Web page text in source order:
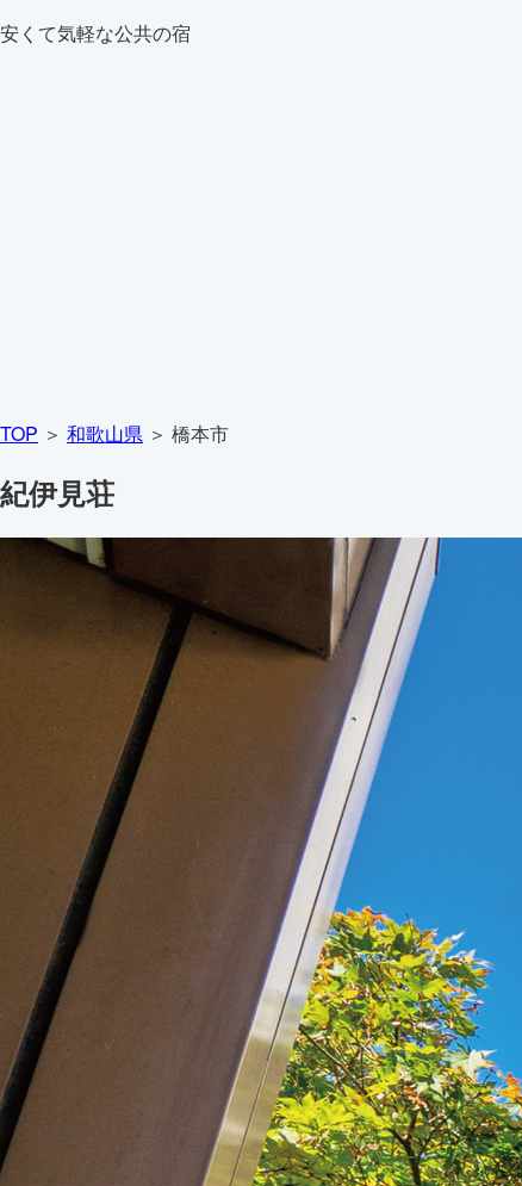
安くて気軽な公共の宿
TOP ＞ 和歌山県 ＞ 橋本市
紀伊見荘